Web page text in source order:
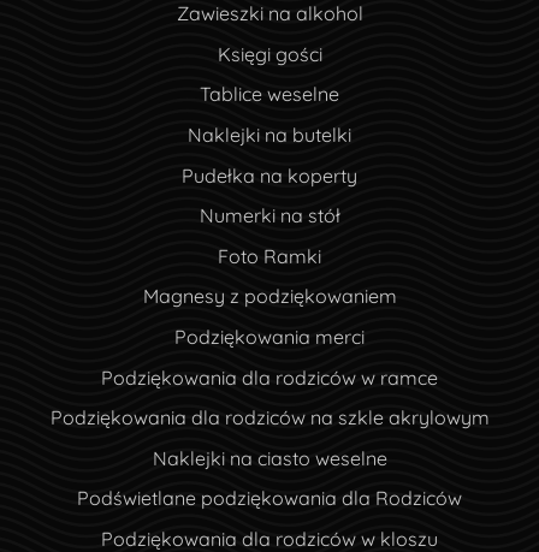
Zawieszki na alkohol
Księgi gości
Tablice weselne
Naklejki na butelki
Pudełka na koperty
Numerki na stół
Foto Ramki
Magnesy z podziękowaniem
Podziękowania merci
Podziękowania dla rodziców w ramce
Podziękowania dla rodziców na szkle akrylowym
Naklejki na ciasto weselne
Podświetlane podziękowania dla Rodziców
Podziękowania dla rodziców w kloszu